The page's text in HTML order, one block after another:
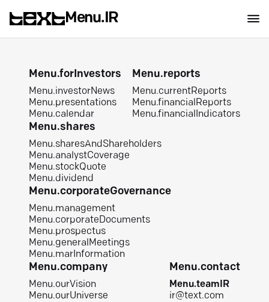
Menu.IR
Menu.forInvestors
Menu.investorNews
Menu.presentations
Menu.calendar
Menu.reports
Menu.currentReports
Menu.financialReports
Menu.financialIndicators
Menu.shares
Menu.sharesAndShareholders
Menu.analystCoverage
Menu.stockQuote
Menu.dividend
Menu.corporateGovernance
Menu.management
Menu.corporateDocuments
Menu.prospectus
Menu.generalMeetings
Menu.marInformation
Menu.company
Menu.ourVision
Menu.ourUniverse
Menu.contact
Menu.teamIR
ir@text.com